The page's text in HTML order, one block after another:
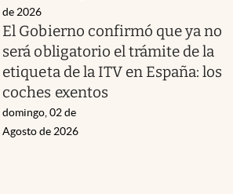
de 2026
El Gobierno confirmó que ya no
será obligatorio el trámite de la
etiqueta de la ITV en España: los
coches exentos
domingo, 02 de
Agosto de 2026